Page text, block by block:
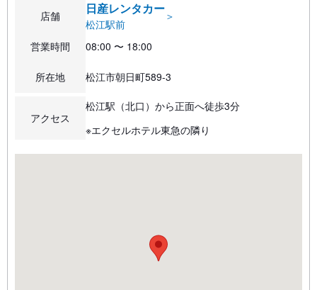
店舗 日産レンタカー
松江駅前
＞
営業時間 08:00 〜 18:00
所在地 松江市朝日町589-3
アクセス
松江駅（北口）から正面へ徒歩3分
※エクセルホテル東急の隣り